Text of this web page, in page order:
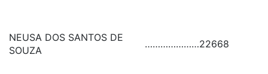
NEUSA DOS SANTOS DE
SOUZA
…………………22668